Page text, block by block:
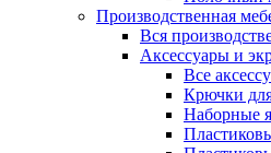
Производственная
Вся
Аксессуары и
Все
Крючки
Наборные